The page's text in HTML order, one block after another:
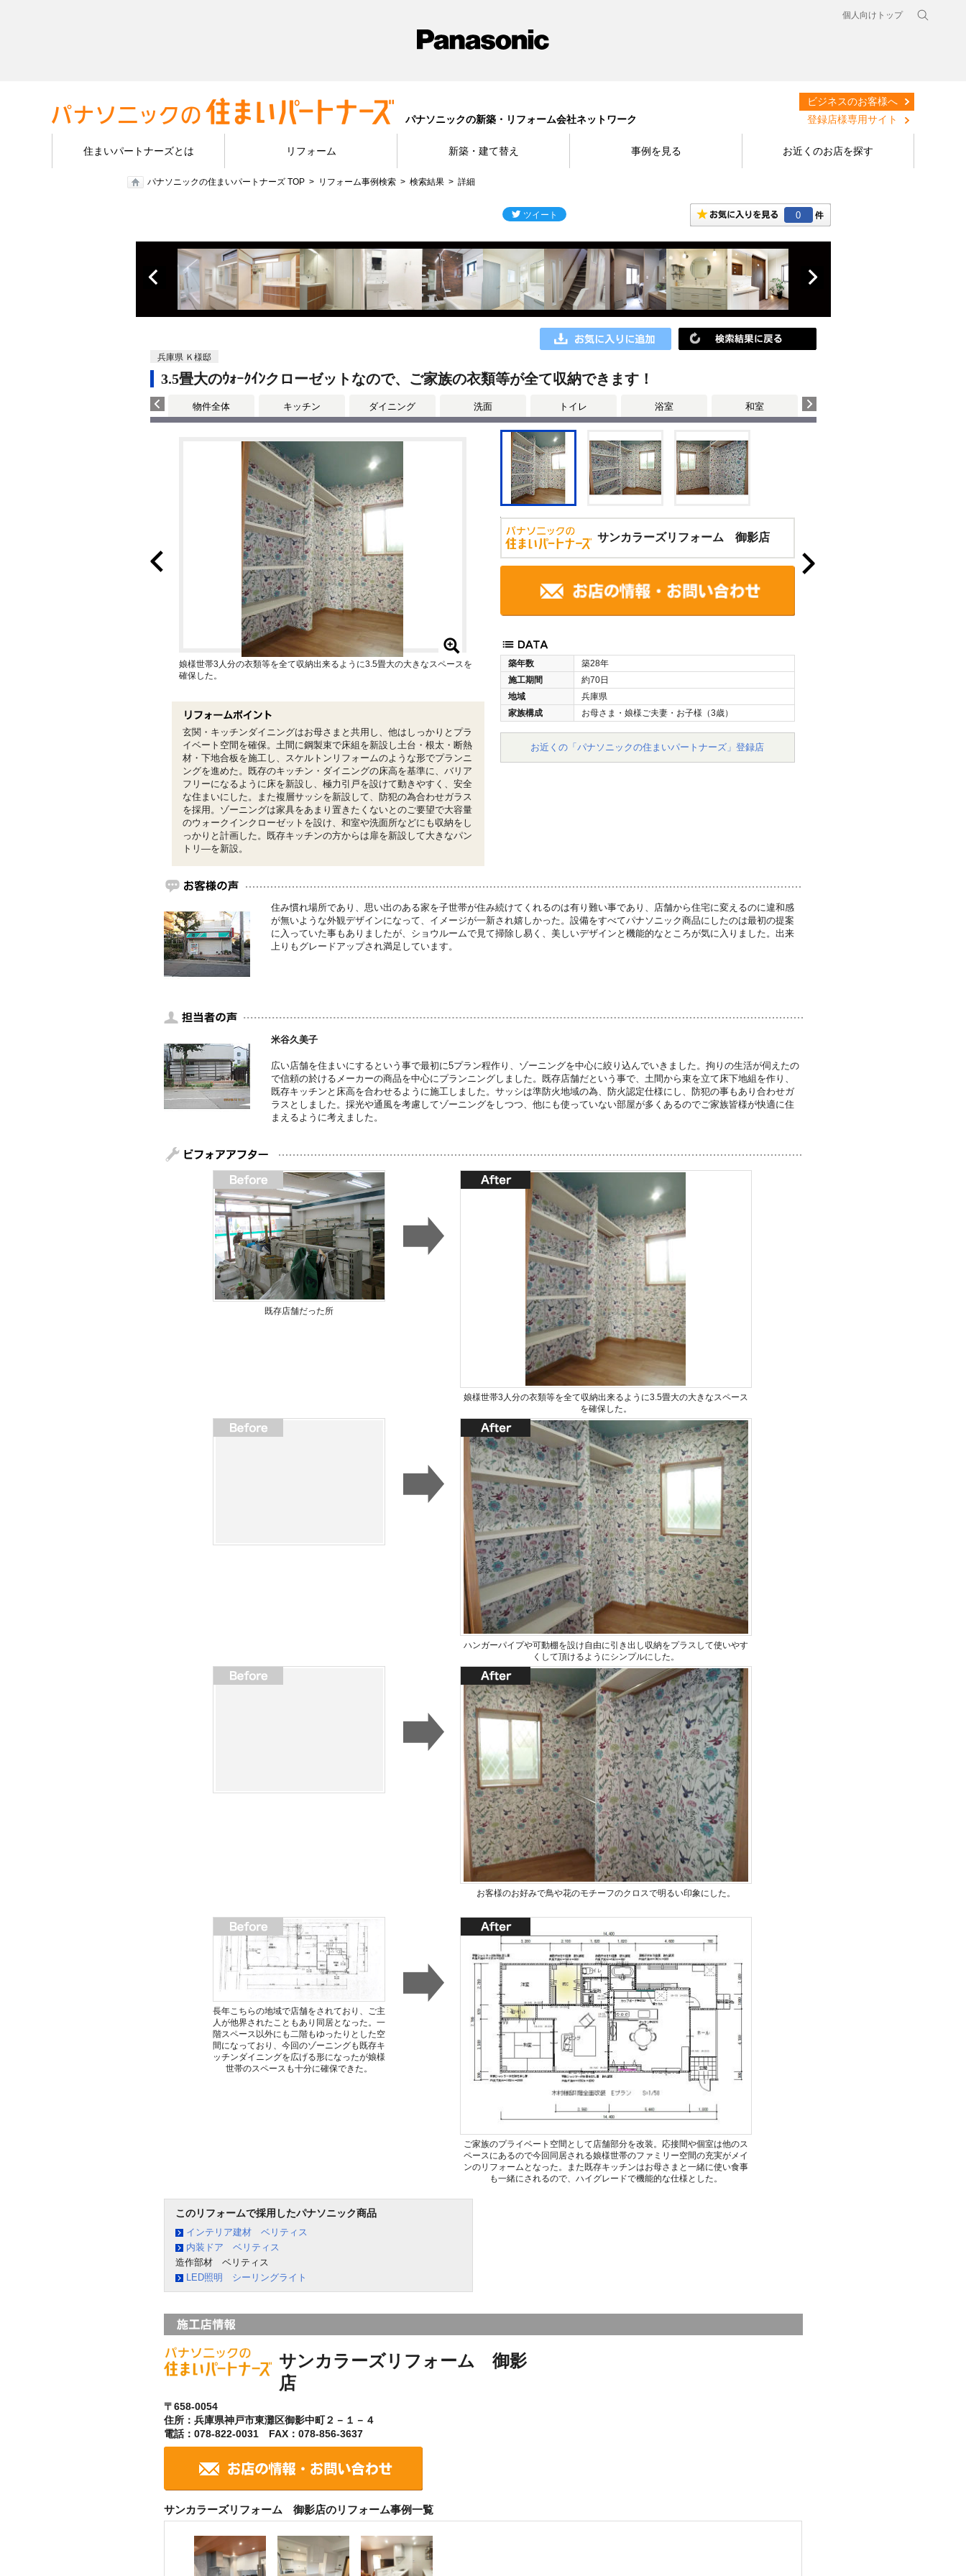
個人向けトップ
パナソニックの新築・リフォーム会社ネットワーク
ビジネスのお客様へ
登録店様専用サイト
住まいパートナーズとは リフォーム 新築・建て替え 事例を見る お近くのお店を探す
パナソニックの住まいパートナーズ TOP リフォーム事例検索 検索結果 詳細
0
兵庫県 Ｋ様邸
3.5畳大のｳｫｰｸｲﾝクローゼットなので、ご家族の衣類等が全て収納できます！
物件全体 キッチン ダイニング 洗面 トイレ 浴室 和室
サンカラーズリフォーム 御影店
築年数
築28年
施工期間
約70日
地域
兵庫県
家族構成
お母さま・娘様ご夫妻・お子様（3歳）
お近くの「パナソニックの住まいパートナーズ」登録店
娘様世帯3人分の衣類等を全て収納出来るように3.5畳大の大きなスペースを
確保した。
玄関・キッチンダイニングはお母さまと共用し、他はしっかりとプラ
イベート空間を確保。土間に鋼製束で床組を新設し土台・根太・断熱
材・下地合板を施工し、スケルトンリフォームのような形でプランニ
ングを進めた。既存のキッチン・ダイニングの床高を基準に、バリア
フリーになるように床を新設し、極力引戸を設けて動きやすく、安全
な住まいにした。また複層サッシを新設して、防犯の為合わせガラス
を採用。ゾーニングは家具をあまり置きたくないとのご要望で大容量
のウォークインクローゼットを設け、和室や洗面所などにも収納をし
っかりと計画した。既存キッチンの方からは扉を新設して大きなパン
トリ―を新設。
住み慣れ場所であり、思い出のある家を子世帯が住み続けてくれるのは有り難い事であり、店舗から住宅に変えるのに違和感
が無いような外観デザインになって、イメージが一新され嬉しかった。設備をすべてパナソニック商品にしたのは最初の提案
に入っていた事もありましたが、ショウルームで見て掃除し易く、美しいデザインと機能的なところが気に入りました。出来
上りもグレードアップされ満足しています。
米谷久美子
広い店舗を住まいにするという事で最初に5プラン程作り、ゾーニングを中心に絞り込んでいきました。拘りの生活が伺えたの
で信頼の於けるメーカーの商品を中心にプランニングしました。既存店舗だという事で、土間から束を立て床下地組を作り、
既存キッチンと床高を合わせるように施工しました。サッシは準防火地域の為、防火認定仕様にし、防犯の事もあり合わせガ
ラスとしました。採光や通風を考慮してゾーニングをしつつ、他にも使っていない部屋が多くあるのでご家族皆様が快適に住
まえるように考えました。
既存店舗だった所
娘様世帯3人分の衣類等を全て収納出来るように3.5畳大の大きなスペース
を確保した。
ハンガーパイプや可動棚を設け自由に引き出し収納をプラスして使いやす
くして頂けるようにシンプルにした。
お客様のお好みで鳥や花のモチーフのクロスで明るい印象にした。
長年こちらの地域で店舗をされており、ご主
人が他界されたこともあり同居となった。一
階スペース以外にも二階もゆったりとした空
間になっており、今回のゾーニングも既存キ
ッチンダイニングを広げる形になったが娘様
世帯のスペースも十分に確保できた。
ご家族のプライベート空間として店舗部分を改装。応接間や個室は他のス
ペースにあるので今回同居される娘様世帯のファミリー空間の充実がメイ
ンのリフォームとなった。また既存キッチンはお母さまと一緒に使い食事
も一緒にされるので、ハイグレードで機能的な仕様とした。
このリフォームで採用したパナソニック商品
インテリア建材 ベリティス
内装ドア ベリティス
造作部材 ベリティス
LED照明 シーリングライト
サンカラーズリフォーム 御影
店
〒658-0054
住所：兵庫県神戸市東灘区御影中町２－１－４
電話：078-822-0031 FAX：078-856-3637
サンカラーズリフォーム 御影店のリフォーム事例一覧